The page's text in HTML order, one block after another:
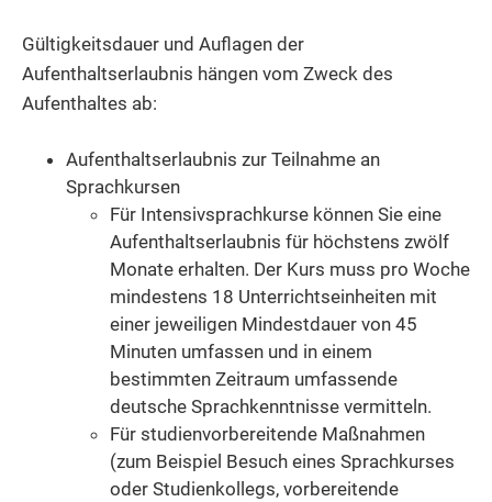
Gültigkeitsdauer und Auflagen der
Aufenthaltserlaubnis hängen vom Zweck des
Aufenthaltes ab:
Aufenthaltserlaubnis zur Teilnahme an
Sprachkursen
Für Intensivsprachkurse können Sie eine
Aufenthaltserlaubnis für höchstens zwölf
Monate erhalten. Der Kurs muss pro Woche
mindestens 18 Unterrichtseinheiten mit
einer jeweiligen Mindestdauer von 45
Minuten umfassen und in einem
bestimmten Zeitraum umfassende
deutsche Sprachkenntnisse vermitteln.
Für studienvorbereitende Maßnahmen
(zum Beispiel Besuch eines Sprachkurses
oder Studienkollegs, vorbereitende